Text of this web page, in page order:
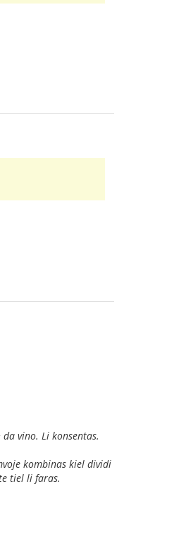
vino. Li konsentas.
kombinas kiel dividi
tiel li faras.